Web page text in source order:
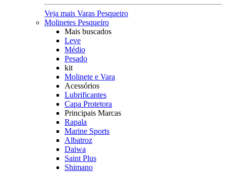
Veja mais Varas Pesqueiro
Molinetes Pesqueiro
Mais buscados
Leve
Médio
Pesado
kit
Molinete e Vara
Acessórios
Lubrificantes
Capa Protetora
Principais Marcas
Rapala
Marine Sports
Albatroz
Daiwa
Saint Plus
Shimano